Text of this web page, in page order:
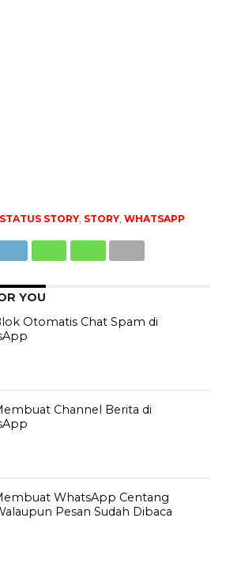
STATUS STORY, STORY, WHATSAPP
YOU
Otomatis Chat Spam di
Channel Berita di
WhatsApp Centang
Pesan Sudah Dibaca